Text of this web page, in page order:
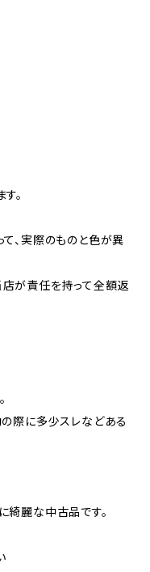
。
、実際のものと色が異
が責任を持って全額返
際に多少スレなどある
綺麗な中古品です。